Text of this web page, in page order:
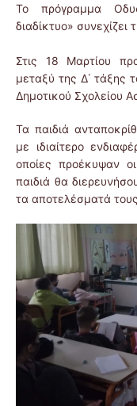
Το πρόγραμμα
διαδίκτυο» συνεχίζει
Στις 18 Μαρτίου
μεταξύ της Δ΄ τάξης
Δημοτικού Σχολείου
Τα παιδιά
με ιδιαίτερο
οποίες προέκυψαν
παιδιά θα
τα αποτελέσματά